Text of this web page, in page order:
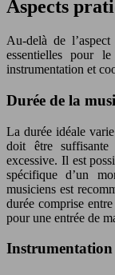
Aspects
Au-delà de
essentielles pour
instrumentation et
Durée de la
La durée idéale
doit être suffisante
excessive. Il est
spécifique d’un
musiciens est
durée comprise
pour une entrée de
Instrumentation